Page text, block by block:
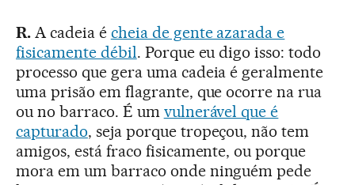
R.A cadeia é cheia de gente azarada e
fisicamente débil. Porque eu digo isso: todo
processo que gera uma cadeia é geralmente
uma prisão em flagrante, que ocorre na rua
ou no barraco. É um vulnerável que é
capturado, seja porque tropeçou, não tem
amigos, está fraco fisicamente, ou porque
mora em um barraco onde ninguém pede